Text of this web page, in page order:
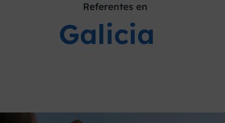
Referentes en
Galicia